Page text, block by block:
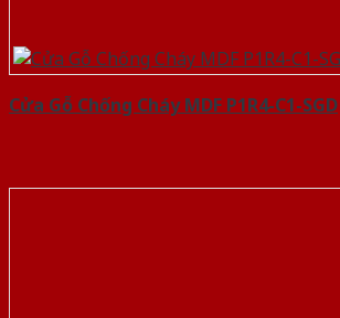
Cửa Gỗ Chống Cháy MDF P1R4-C1-SGD